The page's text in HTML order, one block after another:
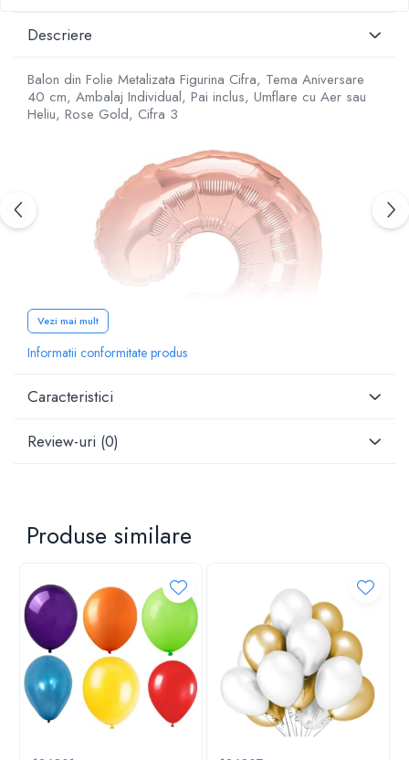
Descriere
Balon din Folie Metalizata Figurina Cifra, Tema Aniversare
40 cm, Ambalaj Individual, Pai inclus, Umflare cu Aer sau
Heliu, Rose Gold, Cifra 3
Baloane din folie de aluminiu – Stralucire și eleganța
Descopera baloanele din folie de aluminiu de la ideale
pentru a aduce un plus de magie și culoare la orice
petrecere, aniversare, nunta, botez, absolvire, baby shower
sau gender reveal! Cu un design clasic și disponibile în
forme variate, aceste baloane sunt esențiale pentru a crea o
atmosfera de neuitat.
Fabricate dintr-un material de calitate superioara, folia de
aluminiu, baloanele sunt durabile și rezistente. Ele pot fi
Vezi mai mult
Informatii conformitate produs
Caracteristici
Review-uri (0)
Produse similare